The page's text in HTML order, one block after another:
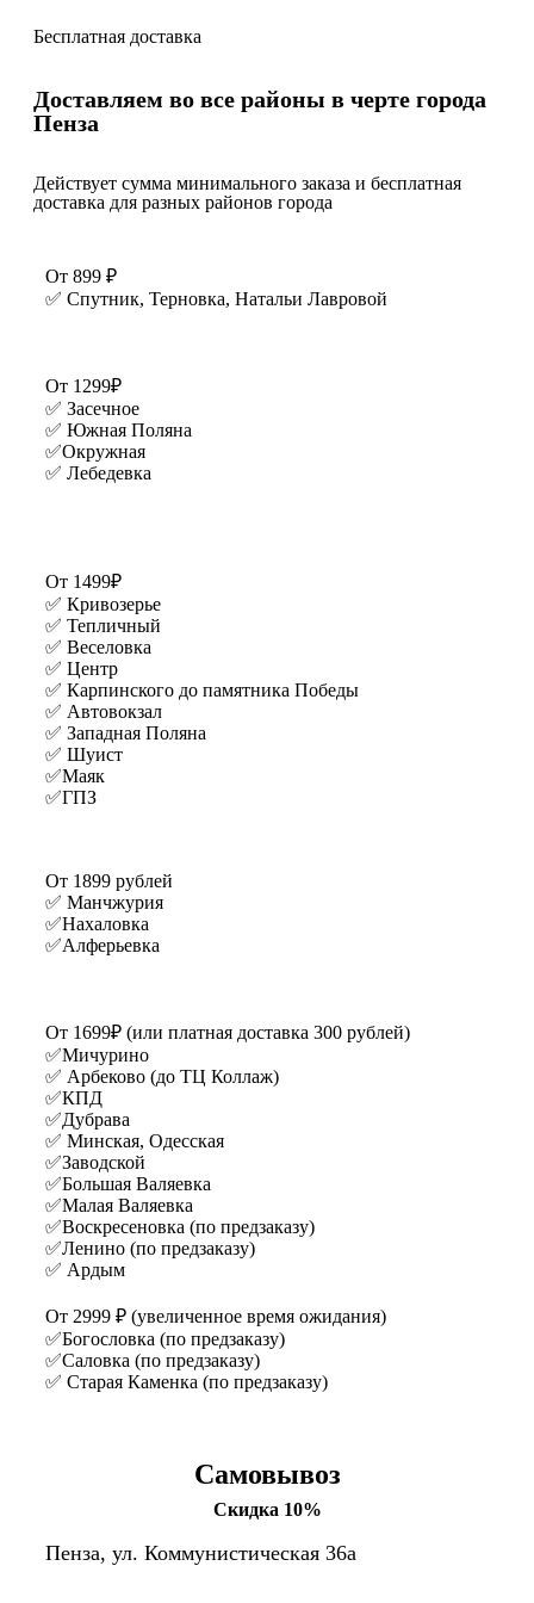
Бесплатная доставка
Доставляем во все районы в черте города
Пенза
Действует сумма минимального заказа и бесплатная
доставка для разных районов города
От 899 ₽
✅ Спутник, Терновка, Натальи Лавровой
От 1299₽
✅ Засечное
✅ Южная Поляна
✅Окружная
✅ Лебедевка
От 1499₽
✅ Кривозерье
✅ Тепличный
✅ Веселовка
✅ Центр
✅ Карпинского до памятника Победы
✅ Автовокзал
✅ Западная Поляна
✅ Шуист
✅Маяк
✅ГПЗ
От 1899 рублей
✅ Манчжурия
✅Нахаловка
✅Алферьевка
От 1699₽ (или платная доставка 300 рублей)
✅Мичурино
✅ Арбеково (до ТЦ Коллаж)
✅КПД
✅Дубрава
✅ Минская, Одесская
✅Заводской
✅Большая Валяевка
✅Малая Валяевка
✅Воскресеновка (по предзаказу)
✅Ленино (по предзаказу)
✅ Ардым
От 2999 ₽ (увеличенное время ожидания)
✅Богословка (по предзаказу)
✅Саловка (по предзаказу)
✅ Старая Каменка (по предзаказу)
Самовывоз
Скидка 10%
Пенза, ул. Коммунистическая 36а